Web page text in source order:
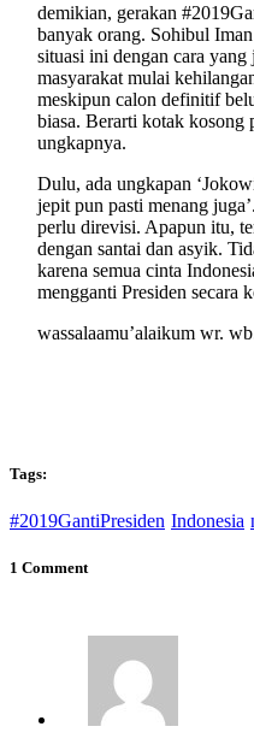
demikian, gerakan
banyak orang. Sohibul
situasi ini dengan cara
masyarakat mulai
meskipun calon definitif
biasa. Berarti kotak kosong
ungkapnya.
Dulu, ada ungkapan
jepit pun pasti menang
perlu direvisi. Apapun itu,
dengan santai dan asyik.
karena semua cinta
mengganti Presiden secara
wassalaamu’alaikum wr.
Tags:
#2019GantiPresiden Indonesia
1 Comment